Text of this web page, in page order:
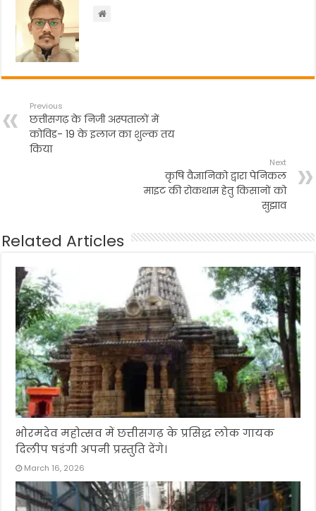
o
k
p
Previous
छत्तीसगढ़ के निजी अस्पतालों में
कोविड- 19 के इलाज का शुल्क तय
किया
Next
कृषि वैज्ञानिको द्वारा पेनिकल
माइट की रोकथाम हेतु किसानों को
सुझाव
Related Articles
भोरमदेव महोत्सव में छत्तीसगढ़ के प्रसिद्ध लोक गायक
दिलीप षडंगी अपनी प्रस्तुति देंगे।
March 16, 2026